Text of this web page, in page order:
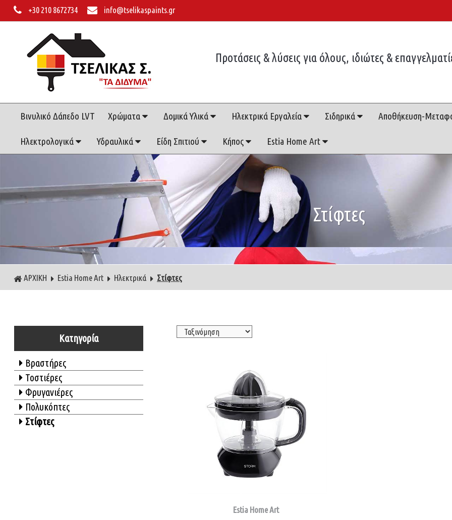
+30 210 8672734 info@tselikaspaints.gr
Προτάσεις & λύσεις για όλους, ιδιώτες &
Βινυλικό Δάπεδο LVT Χρώματα Δομικά Υλικά Ηλεκτρικά Εργαλεία Σιδηρικά Αποθήκευση-
Ηλεκτρολογικά Υδραυλικά Είδη Σπιτιού Κήπος Estia Home Art
Στίφτες
ΑΡΧΙΚΗ Estia Home Art Ηλεκτρικά Στίφτες
Κατηγορία
Βραστήρες
Τοστιέρες
Φρυγανιέρες
Πολυκόπτες
Στίφτες
Estia Home Art